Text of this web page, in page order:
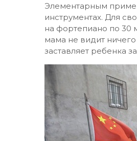
Элементарным
инструментах. Для
на фортепиано по 30
мама не видит
заставляет ребенка